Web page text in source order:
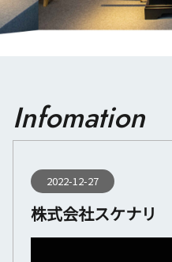
Infomation
2022-12-27
株式会社スケナリ